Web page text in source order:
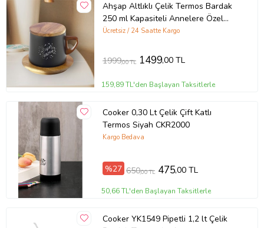
Ahşap Altlıklı Çelik Termos Bardak
250 ml Kapasiteli Annelere Özel
Kazıma Desenli Termos-best Mom
Ücretsiz / 24 Saatte Kargo
1999,00 TL 1499,00 TL
159,89 TL'den Başlayan Taksitlerle
Cooker 0,30 Lt Çelik Çift Katlı
Termos Siyah CKR2000
Kargo Bedava
%27 650,00 TL 475,00 TL
50,66 TL'den Başlayan Taksitlerle
Cooker YK1549 Pipetli 1,2 lt Çelik